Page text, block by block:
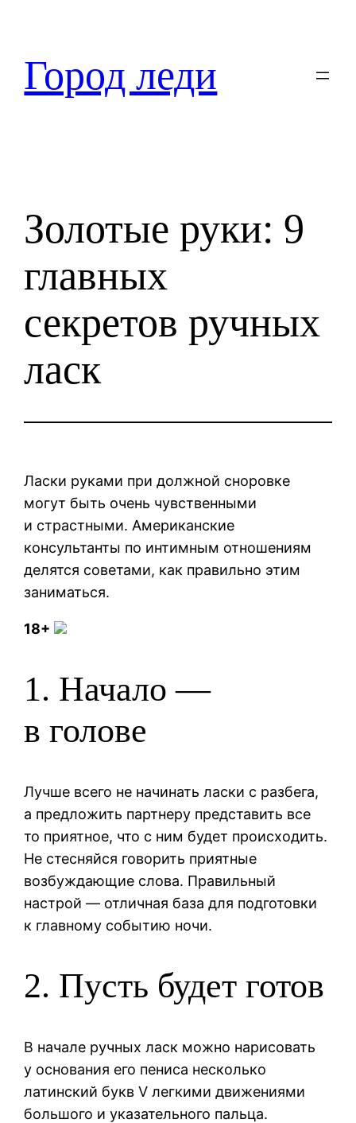
содержимому
Город леди
Золотые руки: 9
главных
секретов ручных
ласк
Ласки руками при должной сноровке
могут быть очень чувственными
и страстными. Американские
консультанты по интимным отношениям
делятся советами, как правильно этим
заниматься.
18+
1. Начало —
в голове
Лучше всего не начинать ласки с разбега,
а предложить партнеру представить все
то приятное, что с ним будет происходить.
Не стесняйся говорить приятные
возбуждающие слова. Правильный
настрой — отличная база для подготовки
к главному событию ночи.
2. Пусть будет готов
В начале ручных ласк можно нарисовать
у основания его пениса несколько
латинский букв V легкими движениями
большого и указательного пальца.